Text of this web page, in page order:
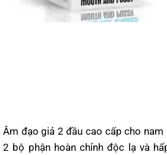
Âm đạo giả 2 đầu cao cấp cho
2 bộ phận hoàn chỉnh độc lạ và